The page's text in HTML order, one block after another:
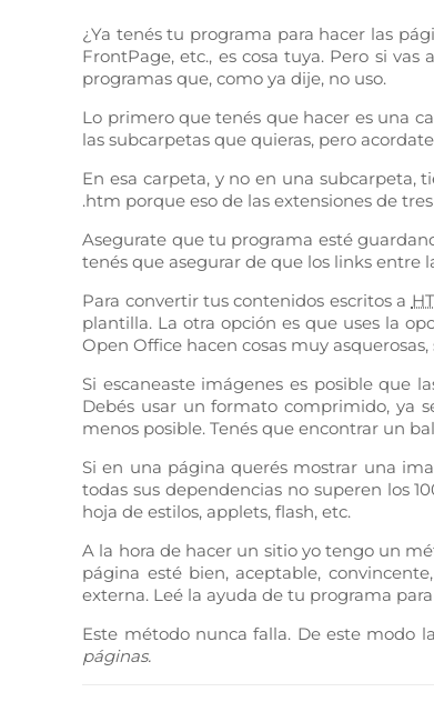
¿Ya tenés tu programa para hacer las
FrontPage, etc., es cosa tuya. Pero si
programas que, como ya dije, no uso.
Lo primero que tenés que hacer es una
las subcarpetas que quieras, pero
En esa carpeta, y no en una subcarpeta,
.htm porque eso de las extensiones de
Asegurate que tu programa esté
tenés que asegurar de que los links entre
Para convertir tus contenidos escritos a
plantilla. La otra opción es que uses la
Open Office hacen cosas muy
Si escaneaste imágenes es posible que
Debés usar un formato comprimido, ya
menos posible. Tenés que encontrar un
Si en una página querés mostrar una
todas sus dependencias no superen los
hoja de estilos, applets, flash, etc.
A la hora de hacer un sitio yo tengo un
página esté bien, aceptable,
externa. Leé la ayuda de tu programa
Este método nunca falla. De este modo
páginas.